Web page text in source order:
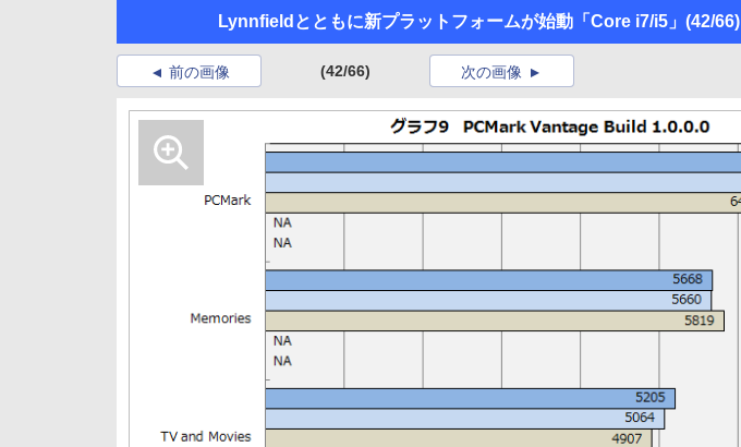
Lynnfieldとともに新プラットフォームが始動「Core i7/i5」 (42/66)
前の画像 (42/66) 次の画像